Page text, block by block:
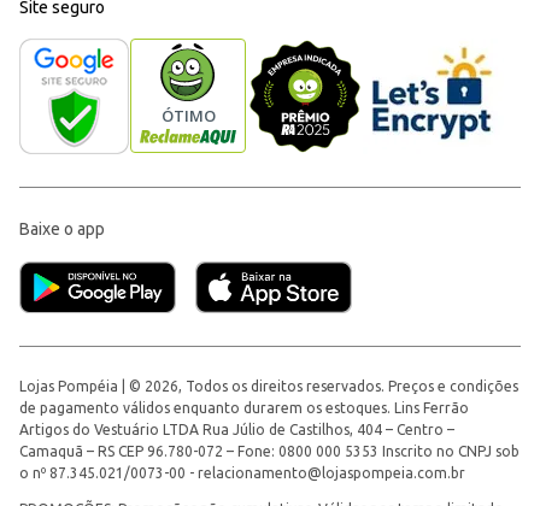
Site seguro
Baixe o app
Lojas Pompéia | © 2026, Todos os direitos reservados. Preços e condições
de pagamento válidos enquanto durarem os estoques. Lins Ferrão
Artigos do Vestuário LTDA Rua Júlio de Castilhos, 404 – Centro –
Camaquã – RS CEP 96.780-072 – Fone: 0800 000 5353 Inscrito no CNPJ sob
o nº 87.345.021/0073-00 - relacionamento@lojaspompeia.com.br